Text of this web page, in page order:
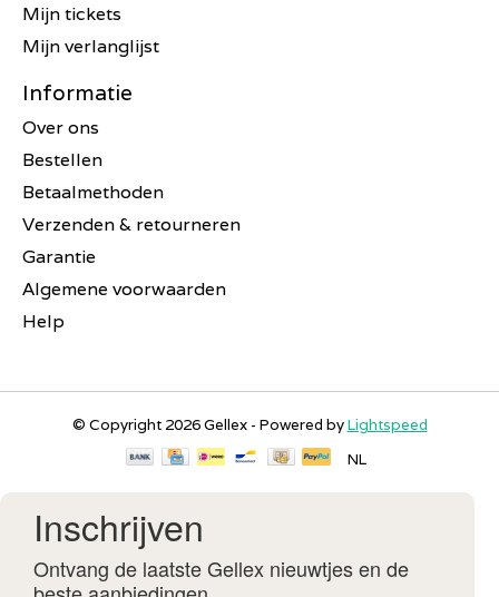
Mijn tickets
Mijn verlanglijst
Informatie
Over ons
Bestellen
Betaalmethoden
Verzenden & retourneren
Garantie
Algemene voorwaarden
Help
© Copyright 2026 Gellex - Powered byLightspeed
NL
Inschrijven
Ontvang de laatste Gellex nieuwtjes en de